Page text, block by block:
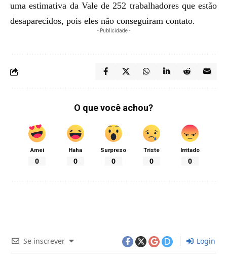
uma estimativa da Vale de 252 trabalhadores que estão
desaparecidos, pois eles não conseguiram contato.
- Publicidade -
O que você achou?
Amei
0
Haha
0
Surpreso
0
Triste
0
Irritado
0
Se inscrever Login